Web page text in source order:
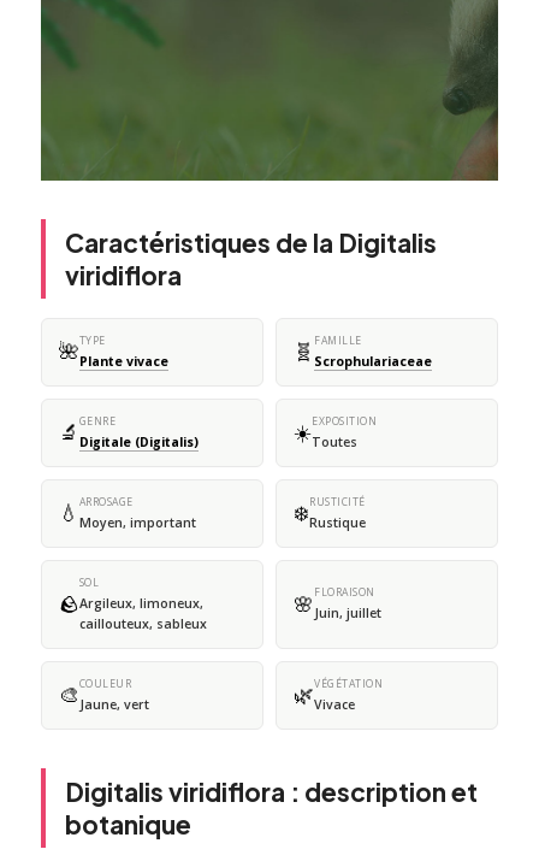
Caractéristiques de la Digitalis
viridiflora
🌺TYPE
Plante vivace 🧬 FAMILLE
Scrophulariaceae
🔬 GENRE
Digitale (Digitalis) ☀️EXPOSITION
Toutes
💧 ARROSAGE
Moyen, important ❄️RUSTICITÉ
Rustique
🪨
SOL
Argileux, limoneux,
caillouteux, sableux
🌸 FLORAISON
Juin, juillet
🎨COULEUR
Jaune, vert 🌿VÉGÉTATION
Vivace
Digitalis viridiflora : description et
botanique